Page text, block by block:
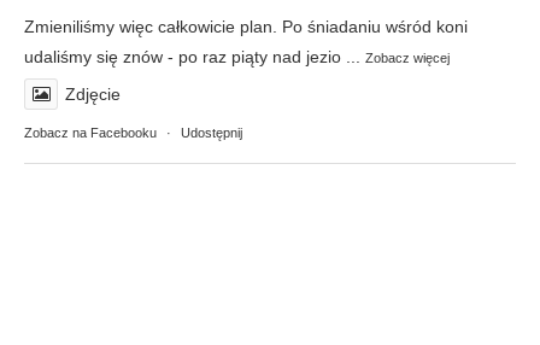
Zmieniliśmy więc całkowicie plan. Po śniadaniu wśród koni
udaliśmy się znów - po raz piąty nad jezio
Zobacz więcej
Zdjęcie
Zobacz na Facebooku · Udostępnij